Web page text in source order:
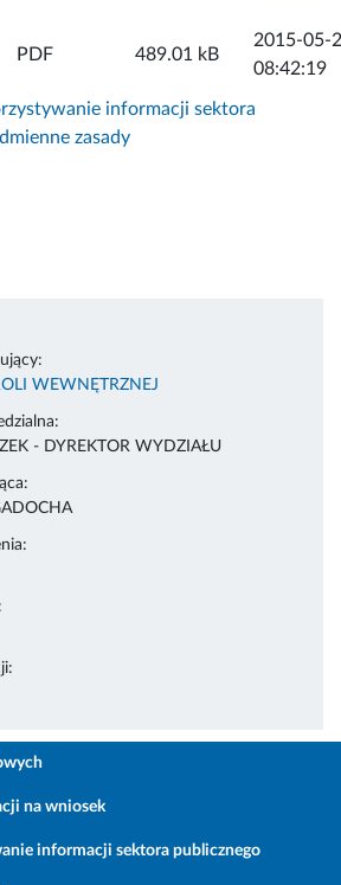
ZAŁĄCZNIK
PDF 489.01 kB
2015-05-
08:42:19
informacji sektora
zasady
WEWNĘTRZNEJ
- DYREKTOR WYDZIAŁU
na wniosek
informacji sektora publicznego